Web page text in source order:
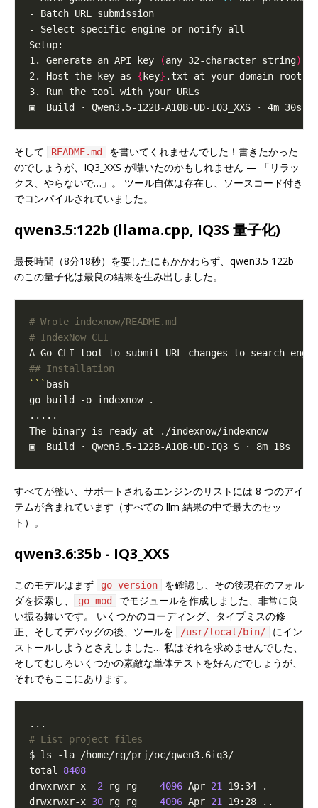
1. Generate an API key
(any 32-character string)
2. Host the key as {key}
そして README.md
を書いてくれませんでした！書きたかった
のでしょうが、IQ3_XXS が囁いたのかもしれません — 「リラッ
クス、やらないで…」。 ツール自体は存在し、ソースコード付き
でコンパイルされていました。
qwen3.5:122b (llama.cpp, IQ3S 量子化)
最長時間（8分18秒）を要したにもかかわらず、qwen3.5 122b
のこの量子化は最良の結果を生み出しました。
# Wrote indexnow/README.md
# IndexNow CLI
## Installation
```
すべてが整い、サポートされるエンジンのリストには 8 つのアイ
テムが含まれています（すべての llm 結果の中で最大のセッ
ト）。
qwen3.6:35b - IQ3_XXS
このモデルはまず go version
を確認し、その後現在のフォル
ダを探索し、
go mod
でモジュールを作成しました、非常に良
い振る舞いです。 いくつかのコーディング、タイプミスの修
正、そしてデバッグの後、ツールを
/usr/local/bin/
にイン
ストールしようとさえしました… 私はそれを求めませんでした、
そしてむしろいくつかの素敵な単体テストを好んだでしょうが、
それでもここにあります。
# List project files
total 8408
drwxrwxr-x 2 rg rg 4096 Apr 21
drwxrwxr-x 30 rg rg 4096 Apr 21